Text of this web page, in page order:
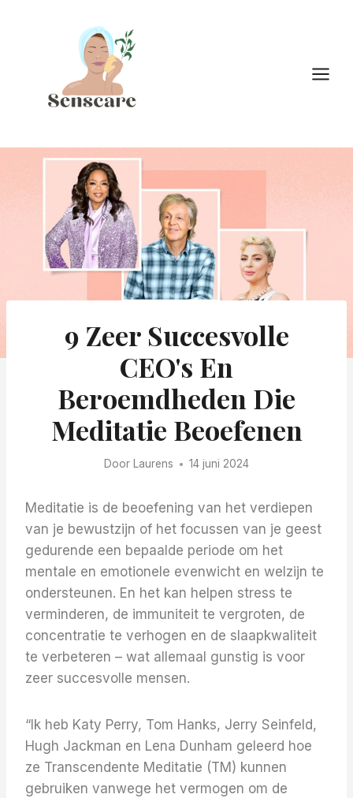
9 Zeer Succesvolle
CEO's En
Beroemdheden Die
Meditatie Beoefenen
Door Laurens 14 juni 2024
Meditatie is de beoefening van het verdiepen
van je bewustzijn of het focussen van je geest
gedurende een bepaalde periode om het
mentale en emotionele evenwicht en welzijn te
ondersteunen. En het kan helpen stress te
verminderen, de immuniteit te vergroten, de
concentratie te verhogen en de slaapkwaliteit
te verbeteren – wat allemaal gunstig is voor
zeer succesvolle mensen.
“Ik heb Katy Perry, Tom Hanks, Jerry Seinfeld,
Hugh Jackman en Lena Dunham geleerd hoe
ze Transcendente Meditatie (TM) kunnen
gebruiken vanwege het vermogen om de